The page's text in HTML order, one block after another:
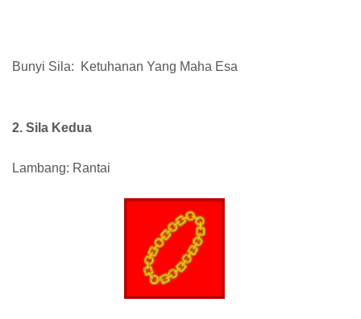
Bunyi Sila: Ketuhanan Yang Maha Esa
2. Sila Kedua
Lambang: Rantai